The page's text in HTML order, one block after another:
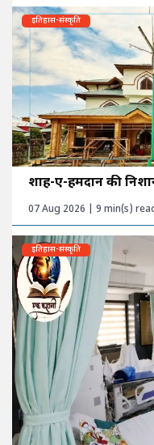
इतिहास-संस्कृति
शाह-ए-हमदान की
07 Aug 2026 | 9 min(s)
इतिहास-संस्कृति